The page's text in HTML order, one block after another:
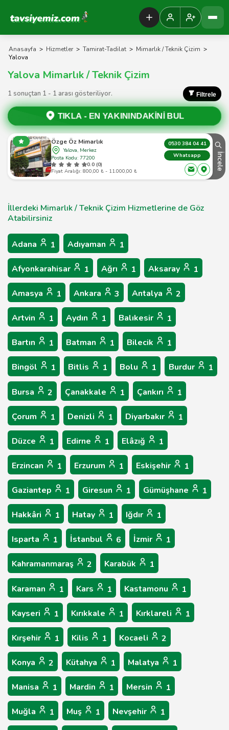
Tavsiyemiz Anasayfa
Anasayfa > Hizmetler > Tamirat-Tadilat > Mimarlık / Teknik Çizim >
Yalova
Yalova Mimarlık / Teknik Çizim
1 sonuçtan 1 - 1 arası gösteriliyor. Filtrele
TIKLA - EN YAKININDAKİNİ BUL
Özge Öz Mimarlık
Yalova, Merkez
Posta Kodu: 77200
0.0 (0)
Fiyat Aralığı: 800,00 ₺ - 11.000,00 ₺
0530 384 04 41
Whatsapp
İncele
İllerdeki Mimarlık / Teknik Çizim Hizmetlerine de Göz
Atabilirsiniz
Adana 1 Adıyaman 1
Afyonkarahisar 1 Ağrı 1 Aksaray 1
Amasya 1 Ankara 3 Antalya 2
Artvin 1 Aydın 1 Balıkesir 1
Bartın 1 Batman 1 Bilecik 1
Bingöl 1 Bitlis 1 Bolu 1 Burdur 1
Bursa 2 Çanakkale 1 Çankırı 1
Çorum 1 Denizli 1 Diyarbakır 1
Düzce 1 Edirne 1 Elâzığ 1
Erzincan 1 Erzurum 1 Eskişehir 1
Gaziantep 1 Giresun 1 Gümüşhane 1
Hakkâri 1 Hatay 1 Iğdır 1
Isparta 1 İstanbul 6 İzmir 1
Kahramanmaraş 2 Karabük 1
Karaman 1 Kars 1 Kastamonu 1
Kayseri 1 Kırıkkale 1 Kırklareli 1
Kırşehir 1 Kilis 1 Kocaeli 2
Konya 2 Kütahya 1 Malatya 1
Manisa 1 Mardin 1 Mersin 1
Muğla 1 Muş 1 Nevşehir 1